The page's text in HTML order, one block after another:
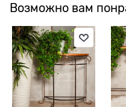
Возможно вам